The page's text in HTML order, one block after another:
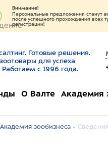
Внимание!
Персональные предложения станут
после успешного прохождения всех
регистрации!
Готовые решения.
для успеха
с 1996 года.
О Валте Академия
Академия зообизнеса -